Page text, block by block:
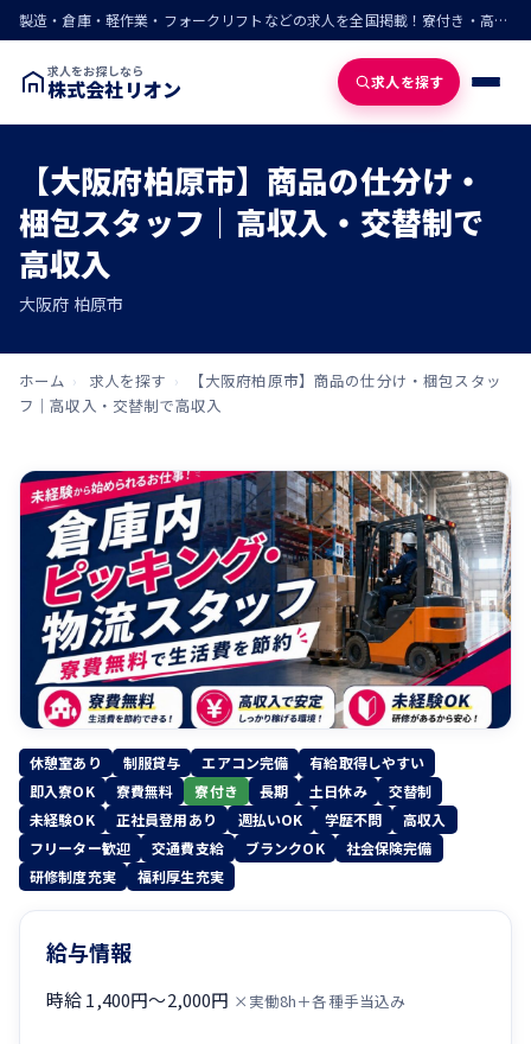
製造・倉庫・軽作業・フォークリフトなどの求人を全国掲載！寮付き・高収入・即入寮の仕事が見つかる
求人をお探しなら
株式会社リオン 求人を探す
【大阪府柏原市】商品の仕分け・
梱包スタッフ｜高収入・交替制で
高収入
大阪府 柏原市
ホーム › 求人を探す ›
【大阪府柏原市】商品の仕分け・梱包スタッ
フ｜高収入・交替制で高収入
休憩室あり 制服貸与 エアコン完備
有給取得しやすい
即入寮OK
寮費無料 寮付き 長期 土日休み
交替制
未経験OK
正社員登用あり 週払いOK 学歴不問
高収入
フリーター歓迎
交通費支給 ブランクOK
社会保険完備
研修制度充実
福利厚生充実
給与情報
時給 1,400円〜2,000円 ×実働8h＋各種手当込み